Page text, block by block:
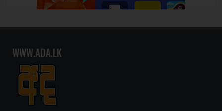
WWW.ADA.LK